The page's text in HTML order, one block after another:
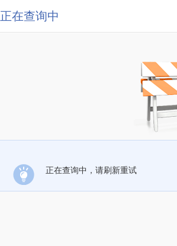
正在查询中
正在查询中，请刷新重试